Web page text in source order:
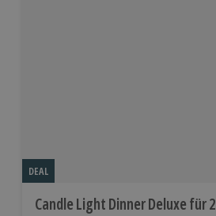
DEAL
Candle Light Dinner Deluxe für 2